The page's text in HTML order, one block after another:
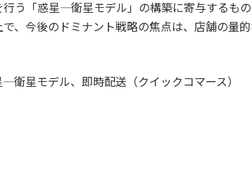
う「惑星―衛星モデル」の構築に寄与するも
、今後のドミナント戦略の焦点は、店舗の量
衛星モデル、即時配送（クイックコマース）